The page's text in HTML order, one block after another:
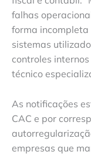
falhas
forma
sistemas
controles
técnico
As notificações
CAC e por
empresas que